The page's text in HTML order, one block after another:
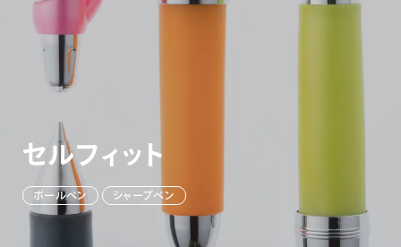
マーカー
その他
ぺんてるについてトップ
セルフィ ッ ト
ボー ルペン シャ ープペン